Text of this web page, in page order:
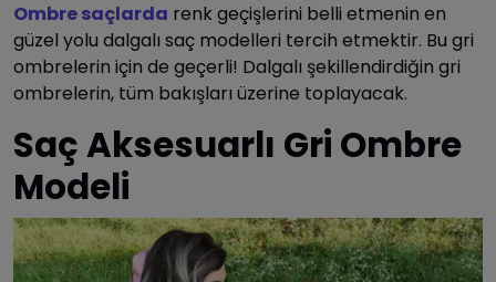
Ombre saçlarda renk geçişlerini belli etmenin en
güzel yolu dalgalı saç modelleri tercih etmektir. Bu gri
ombrelerin için de geçerli! Dalgalı şekillendirdiğin gri
ombrelerin, tüm bakışları üzerine toplayacak.
Saç Aksesuarlı Gri Ombre
Modeli